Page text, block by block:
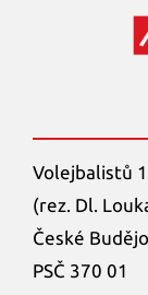
Volejbalistů
(rez. Dl.
České
PSČ 370 01